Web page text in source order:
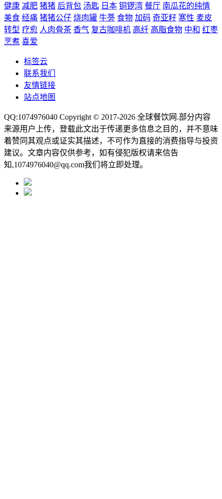
健康 减肥 猪猪 后背包 汤匙 日本 铜锣湾 餐厅 南瓜花的纯情
美食 经痛 猪猪公仔 烧肉罐 牛蒡 食物 加码 奇亚籽 寒性 麦皮
转型 疗愈 人肉骨茶 香气 复古咖啡机 高纤 高脂食物 中和 红枣
烹煮 喜爱
标签云
联系我们
友情链接
站点地图
QQ:1074976040 Copyright © 2017-2026 全球餐饮网 .部分内容
来源用户上传，登载此文出于传递更多信息之目的，并不意味
着赞同其观点或证实其描述，不可作为直接的消费指导与投资
建议。文章内容仅供参考，如有侵犯版权请来信告
知,1074976040@qq.com我们将立即处理。